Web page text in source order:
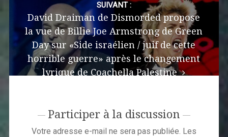
SUIVANT :
David Draiman de Dismorded propose
la vue de Billie Joe Armstrong de Green
Day sur «Side israélien / juif de cette
horrible guerre» après le changement
lyrique de Coachella Palestine
Participer à la discussion
Votre adresse e-mail ne sera pas publiée. Les